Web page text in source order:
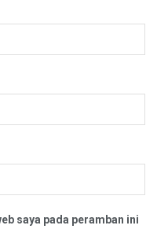
saya pada peramban ini